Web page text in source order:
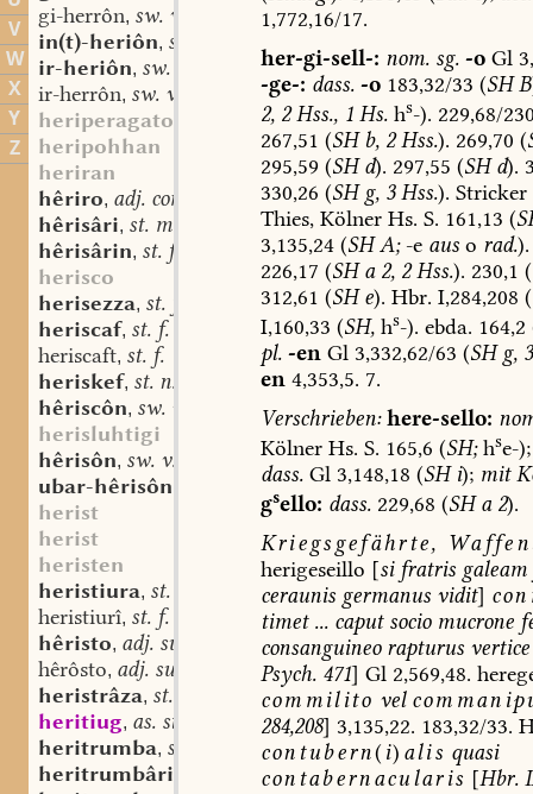
V
W
X
Y
Z
gi-herrôn, sw. v.
in(t)-heriôn, sw. v.
ir-heriôn, sw. v.
ir-herrôn, sw. v.
heriperagato
heripohhan
heriran
hêriro, adj. comp.
hêrisâri, st. m.
hêrisârin, st. f.
herisco
herisezza, st. f.
heriscaf, st. f.
heriscaft, st. f.
heriskef, st. n.
hêriscôn, sw. v.
herisluhtigi
hêrisôn, sw. v.
ubar-hêrisôn
herist
herist
heristen
heristiura, st. f.
heristiurî, st. f.
hêristo, adj. superl.
hêrôsto, adj. superl.
heristrâza, st. f.
heritiug, as. st. n.
heritrumba, sw. f.
heritrumbâri
1,772,16/17.
her-gi-sell-: nom.sg. -oGl
-ge-: dass. -o183,32/33 (SHB
2,2Hss.,1Hs.hs-). 229,68/
267,51 (SHb,2Hss.). 269,70 (
295,59 (SHd). 297,55 (SHd).
330,26 (SHg,3Hss.). Stricker
Thies, KölnerHs. S. 161,13 (
3,135,24(SHA;-e auso rad.).
226,17 (SHa2,2Hss.). 230,1 (
312,61 (SHe). Hbr. I,284,208 (
I,160,33 (SH,hs-). ebda. 164,2
pl. -en Gl3,332,62/63 (SHg,3
en4,353,5. 7.
Verschrieben: here-sello:
KölnerHs. S. 165,6 (SH;hse-);
dass.Gl3,148,18 (SHi); mit
gsello: dass.229,68 (SHa2).
Kriegsgefährte,
herigeseillo [si fratrisgaleam
ceraunisgermanusvidit]
timet...caputsociomucrone
consanguineorapturusvertice
Psych. 471] Gl2,569,48.
commilito vel
284,208] 3,135,22. 183,32/33.
contubern( i) alis quasi
contabernacularis [Hbr.